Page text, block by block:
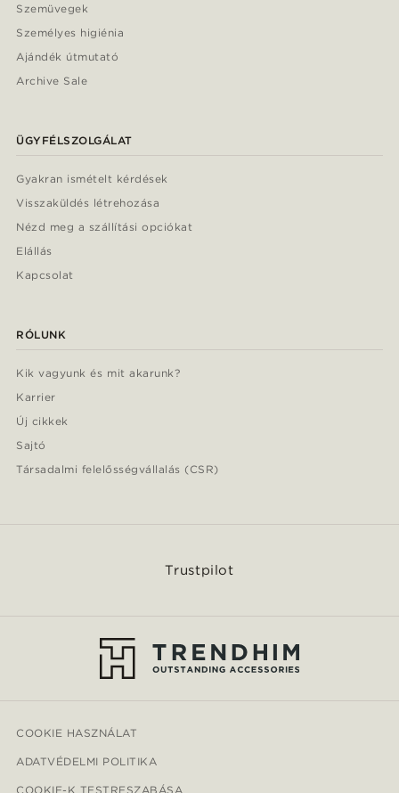
Szemüvegek
Személyes higiénia
Ajándék útmutató
Archive Sale
ÜGYFÉLSZOLGÁLAT
Gyakran ismételt kérdések
Visszaküldés létrehozása
Nézd meg a szállítási opciókat
Elállás
Kapcsolat
RÓLUNK
Kik vagyunk és mit akarunk?
Karrier
Új cikkek
Sajtó
Társadalmi felelősségvállalás (CSR)
Trustpilot
COOKIE HASZNÁLAT
ADATVÉDELMI POLITIKA
COOKIE-K TESTRESZABÁSA